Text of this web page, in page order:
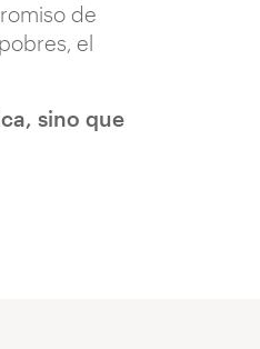
de
el
sino que